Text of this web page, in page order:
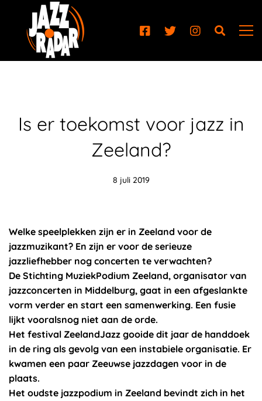
Is er toekomst voor jazz in
Zeeland?
8 juli 2019
Welke speelplekken zijn er in Zeeland voor de
jazzmuzikant? En zijn er voor de serieuze
jazzliefhebber nog concerten te verwachten?
De Stichting MuziekPodium Zeeland, organisator van
jazzconcerten in Middelburg, gaat in een afgeslankte
vorm verder en start een samenwerking. Een fusie
lijkt vooralsnog niet aan de orde.
Het festival ZeelandJazz gooide dit jaar de handdoek
in de ring als gevolg van een instabiele organisatie. Er
kwamen een paar Zeeuwse jazzdagen voor in de
plaats.
Het oudste jazzpodium in Zeeland bevindt zich in het